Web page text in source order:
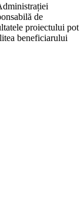
de
proiectului pot
beneficiarului